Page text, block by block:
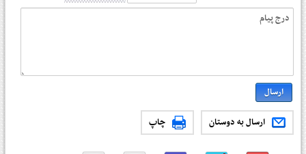
ارسال به دوستان چاپ